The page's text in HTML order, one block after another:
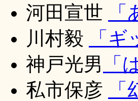
河田宣世
川村毅
「
神戸光男
「
私市保彦